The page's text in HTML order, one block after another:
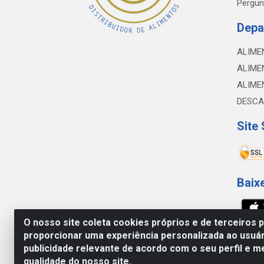
O nosso site coleta cookies próprios e de terceiros
proporcionar uma experiência personalizada ao
publicidade relevante de acordo com o seu perfil e
qualidade do nosso site.
Site
NOBREDO COMÉRCIO E LOGÍSTICA